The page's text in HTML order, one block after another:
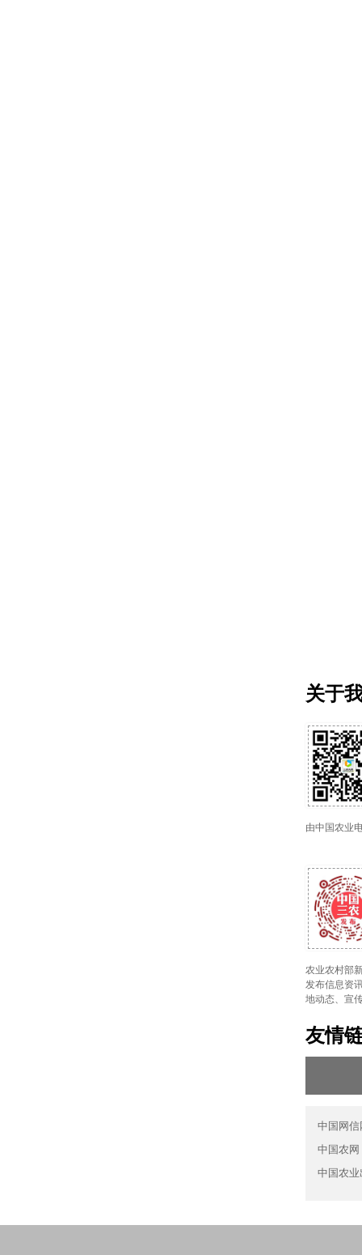
关于
由中国农业
农业农村部
发布信息资
地动态、宣
友情
中国网信
中国农网
中国农业